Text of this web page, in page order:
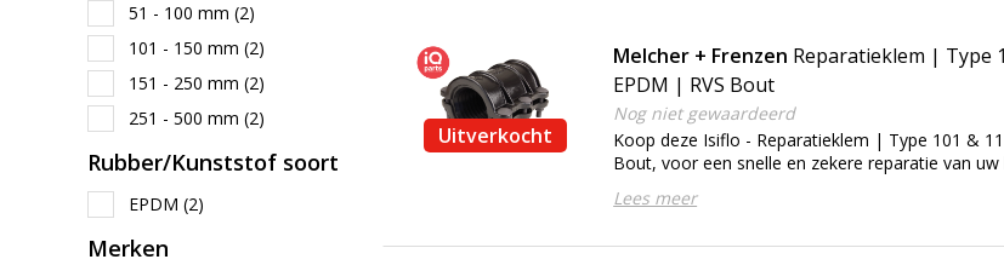
51 - 100 mm (2)
101 - 150 mm (2)
151 - 250 mm (2)
251 - 500 mm (2)
Rubber/Kunststof soort
EPDM (2)
Merken
Uitverkocht
Melcher + Frenzen Reparatieklem | Type
EPDM | RVS Bout
Nog niet gewaardeerd
Koop deze Isiflo - Reparatieklem | Type 101 &
Bout, voor een snelle en zekere reparatie van
Lees meer